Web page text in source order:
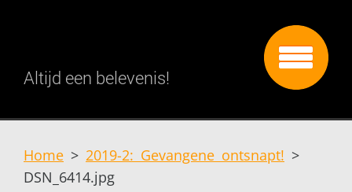
Altijd een belevenis!
Home > 2019-2: Gevangene ontsnapt! >
DSN_6414.jpg